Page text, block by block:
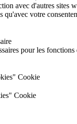
avec d'autres sites
qu'avec votre
pour les fonctions
Cookie
Cookie